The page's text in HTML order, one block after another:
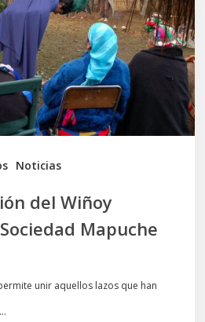
Noticias
del Wiñoy
Mapuche
unir aquellos lazos que han